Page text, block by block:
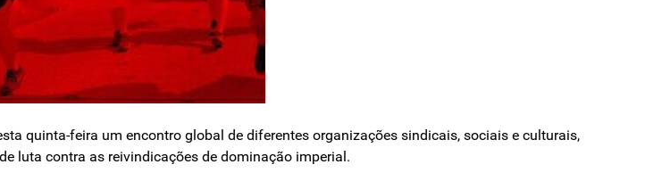
quinta-feira um encontro global de diferentes organizações sindicais, sociais e culturais,
luta contra as reivindicações de dominação imperial.